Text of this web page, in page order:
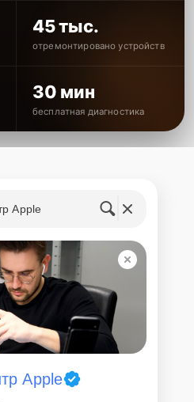
45 тыс.
отремонтировано устройств
30 мин
бесплатная диагностика
Apple
Apple